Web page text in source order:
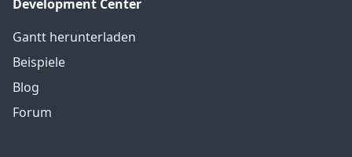
Development Center
Gantt herunterladen
Beispiele
Blog
Forum